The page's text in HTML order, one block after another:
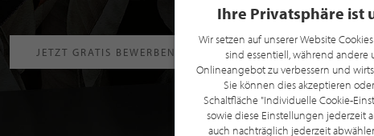
JETZT GRATIS BEWERBEN
Ihre Privatsphäre ist
Wir setzen auf unserer Website
sind essentiell, während andere
Onlineangebot zu verbessern und
Sie können dies akzeptieren
Schaltfläche "Individuelle Cookie-
sowie diese Einstellungen jederzeit
auch nachträglich jederzeit